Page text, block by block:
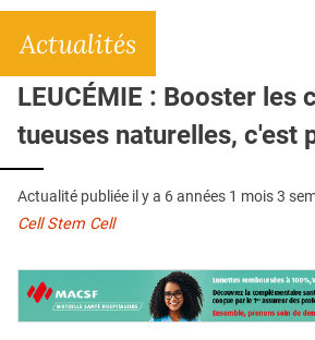
L'APP
QUI SOMMES-NOUS ?
PUBLICITÉ
CONDITIONS GÉNÉRALES
CONTACT
Actualités
LEUCÉMIE : Booster les
tueuses naturelles, c'est
Actualité publiée il y a 6 années 1 mois 3
Cell Stem Cell